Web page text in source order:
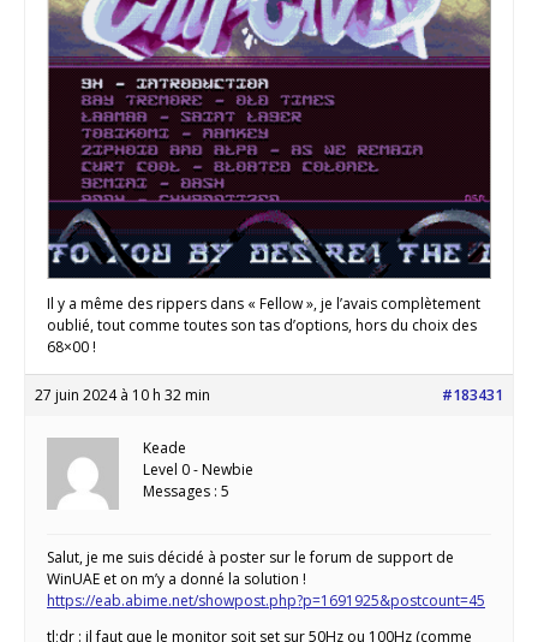
Il y a même des rippers dans « Fellow », je l’avais complètement
oublié, tout comme toutes son tas d’options, hors du choix des
68×00 !
27 juin 2024 à 10 h 32 min #183431
Keade
Level 0 - Newbie
Messages : 5
Salut, je me suis décidé à poster sur le forum de support de
WinUAE et on m’y a donné la solution !
https://eab.abime.net/showpost.php?p=1691925&postcount=45
tl;dr : il faut que le monitor soit set sur 50Hz ou 100Hz (comme